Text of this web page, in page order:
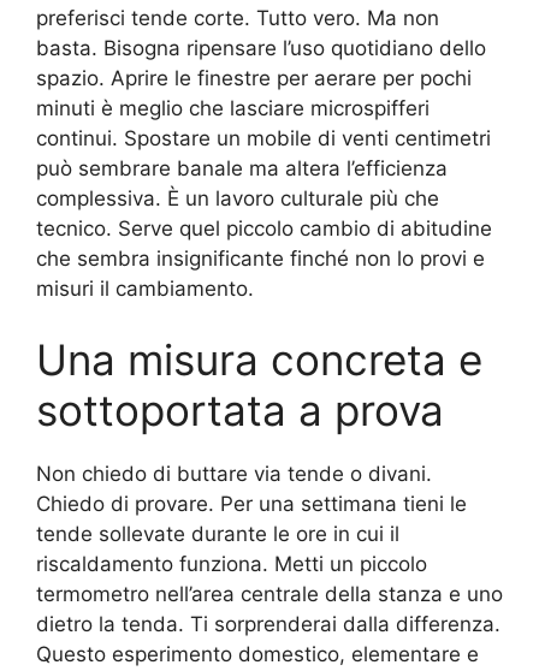
preferisci tende corte. Tutto vero. Ma non
basta. Bisogna ripensare l’uso quotidiano dello
spazio. Aprire le finestre per aerare per pochi
minuti è meglio che lasciare microspifferi
continui. Spostare un mobile di venti centimetri
può sembrare banale ma altera l’efficienza
complessiva. È un lavoro culturale più che
tecnico. Serve quel piccolo cambio di abitudine
che sembra insignificante finché non lo provi e
misuri il cambiamento.
Una misura concreta e
sottoportata a prova
Non chiedo di buttare via tende o divani.
Chiedo di provare. Per una settimana tieni le
tende sollevate durante le ore in cui il
riscaldamento funziona. Metti un piccolo
termometro nell’area centrale della stanza e uno
dietro la tenda. Ti sorprenderai dalla differenza.
Questo esperimento domestico, elementare e